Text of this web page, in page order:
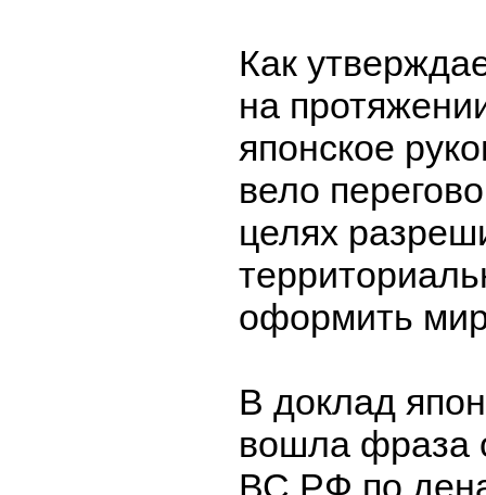
Как
на
японское
вело
целях
оформить
В доклад
вошла фраза
ВС РФ по